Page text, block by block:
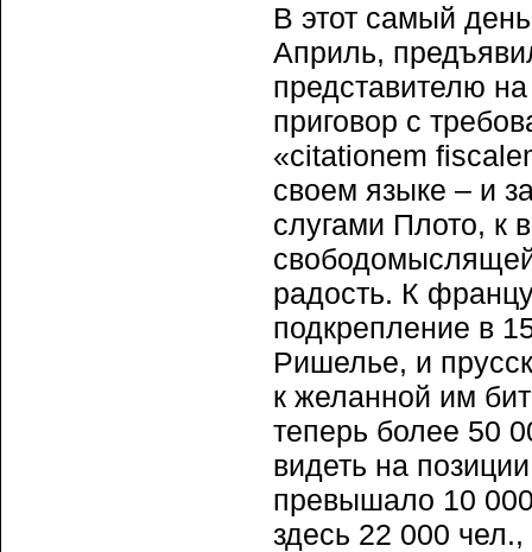
В этот самый
Априль,
представителю
приговор с
«citationem
своем языке – и
слугами Плото, к
радость. К
подкрепление в
Ришелье, и
к желанной им
теперь более 50
видеть на
превышало 10
здесь 22 000